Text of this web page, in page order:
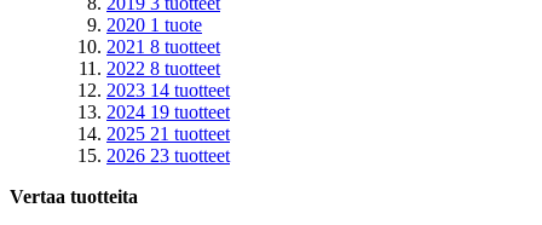
2020 1 tuote
2021 8 tuotteet
2022 8 tuotteet
2023 14 tuotteet
2024 19 tuotteet
2025 21 tuotteet
2026 23 tuotteet
Vertaa tuotteita